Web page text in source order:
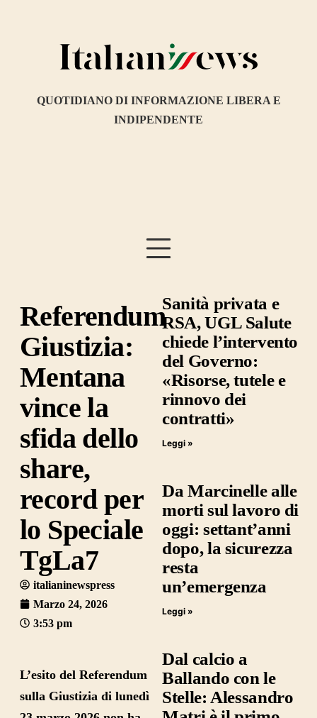
QUOTIDIANO DI INFORMAZIONE LIBERA E
INDIPENDENTE
Referendum
Giustizia:
Mentana
vince la
sfida dello
share,
record per
lo Speciale
TgLa7
italianinewspress
Marzo 24, 2026
3:53 pm
L’esito del Referendum
sulla Giustizia di lunedì
Sanità privata e
RSA, UGL Salute
chiede l’intervento
del Governo:
«Risorse, tutele e
rinnovo dei
contratti»
Leggi »
Da Marcinelle alle
morti sul lavoro di
oggi: settant’anni
dopo, la sicurezza
resta
un’emergenza
Leggi »
Dal calcio a
Ballando con le
Stelle: Alessandro